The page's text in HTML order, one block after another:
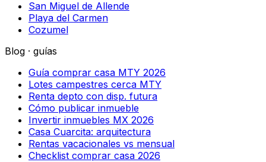
San Miguel de Allende
Playa del Carmen
Cozumel
Blog · guías
Guía comprar casa MTY 2026
Lotes campestres cerca MTY
Renta depto con disp. futura
Cómo publicar inmueble
Invertir inmuebles MX 2026
Casa Cuarcita: arquitectura
Rentas vacacionales vs mensual
Checklist comprar casa 2026